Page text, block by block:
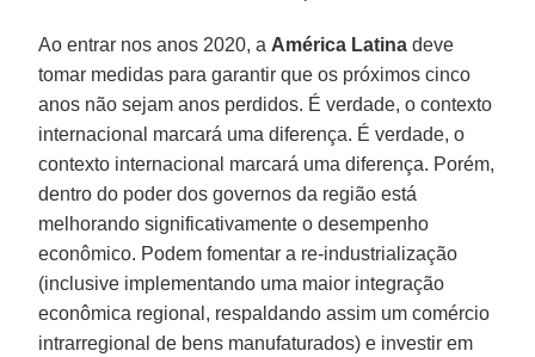
Ao entrar nos anos 2020, a América Latina deve
tomar medidas para garantir que os próximos cinco
anos não sejam anos perdidos. É verdade, o contexto
internacional marcará uma diferença. É verdade, o
contexto internacional marcará uma diferença. Porém,
dentro do poder dos governos da região está
melhorando significativamente o desempenho
econômico. Podem fomentar a re-industrialização
(inclusive implementando uma maior integração
econômica regional, respaldando assim um comércio
intrarregional de bens manufaturados) e investir em